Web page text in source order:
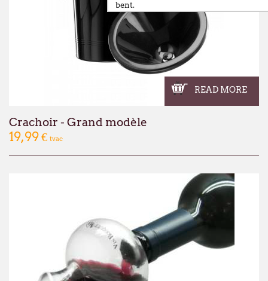
READ MORE
Crachoir - Grand modèle
19,99 € tvac
bent.
Wij stellen alles in het werk om deze
te beperken en danken u oprecht voor
Vanaf maandag 24 augustus
nieuwe vestiging op het volgende adres:
François Dubaere en Géraldine Dubaere
Nous vous informons que nos
fermésdu lundi 27 juillet au vendredi
Cette fermeture est liée au
qu'à notre